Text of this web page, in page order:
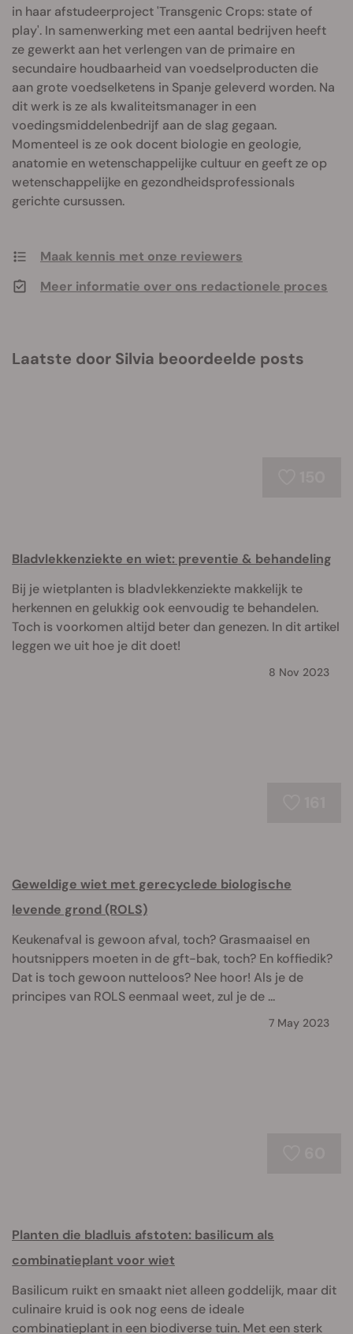
in haar afstudeerproject 'Transgenic Crops: state of
play'. In samenwerking met een aantal bedrijven heeft
ze gewerkt aan het verlengen van de primaire en
secundaire houdbaarheid van voedselproducten die
aan grote voedselketens in Spanje geleverd worden. Na
dit werk is ze als kwaliteitsmanager in een
voedingsmiddelenbedrijf aan de slag gegaan.
Momenteel is ze ook docent biologie en geologie,
anatomie en wetenschappelijke cultuur en geeft ze op
wetenschappelijke en gezondheidsprofessionals
gerichte cursussen.
Maak kennis met onze reviewers
Meer informatie over ons redactionele proces
Laatste door Silvia beoordeelde posts
Bladvlekkenziekte en wiet: preventie & behandeling
Bij je wietplanten is bladvlekkenziekte makkelijk te
herkennen en gelukkig ook eenvoudig te behandelen.
Toch is voorkomen altijd beter dan genezen. In dit artikel
leggen we uit hoe je dit doet!
8 Nov 2023
Geweldige wiet met gerecyclede biologische
levende grond (ROLS)
Keukenafval is gewoon afval, toch? Grasmaaisel en
houtsnippers moeten in de gft-bak, toch? En koffiedik?
Dat is toch gewoon nutteloos? Nee hoor! Als je de
principes van ROLS eenmaal weet, zul je de ...
7 May 2023
Planten die bladluis afstoten: basilicum als
combinatieplant voor wiet
Basilicum ruikt en smaakt niet alleen goddelijk, maar dit
culinaire kruid is ook nog eens de ideale
combinatieplant in een biodiverse tuin. Met een sterk